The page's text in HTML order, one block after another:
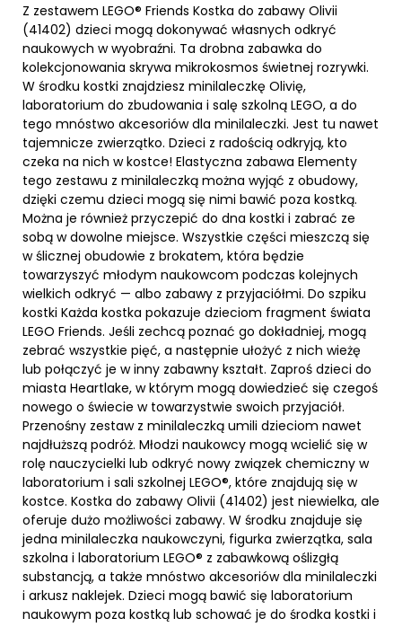
Z zestawem LEGO® Friends Kostka do zabawy Olivii
(41402) dzieci mogą dokonywać własnych odkryć
naukowych w wyobraźni. Ta drobna zabawka do
kolekcjonowania skrywa mikrokosmos świetnej rozrywki.
W środku kostki znajdziesz minilaleczkę Olivię,
laboratorium do zbudowania i salę szkolną LEGO, a do
tego mnóstwo akcesoriów dla minilaleczki. Jest tu nawet
tajemnicze zwierzątko. Dzieci z radością odkryją, kto
czeka na nich w kostce! Elastyczna zabawa Elementy
tego zestawu z minilaleczką można wyjąć z obudowy,
dzięki czemu dzieci mogą się nimi bawić poza kostką.
Można je również przyczepić do dna kostki i zabrać ze
sobą w dowolne miejsce. Wszystkie części mieszczą się
w ślicznej obudowie z brokatem, która będzie
towarzyszyć młodym naukowcom podczas kolejnych
wielkich odkryć — albo zabawy z przyjaciółmi. Do szpiku
kostki Każda kostka pokazuje dzieciom fragment świata
LEGO Friends. Jeśli zechcą poznać go dokładniej, mogą
zebrać wszystkie pięć, a następnie ułożyć z nich wieżę
lub połączyć je w inny zabawny kształt. Zaproś dzieci do
miasta Heartlake, w którym mogą dowiedzieć się czegoś
nowego o świecie w towarzystwie swoich przyjaciół.
Przenośny zestaw z minilaleczką umili dzieciom nawet
najdłuższą podróż. Młodzi naukowcy mogą wcielić się w
rolę nauczycielki lub odkryć nowy związek chemiczny w
laboratorium i sali szkolnej LEGO®, które znajdują się w
kostce. Kostka do zabawy Olivii (41402) jest niewielka, ale
oferuje dużo możliwości zabawy. W środku znajduje się
jedna minilaleczka naukowczyni, figurka zwierzątka, sala
szkolna i laboratorium LEGO® z zabawkową oślizgłą
substancją, a także mnóstwo akcesoriów dla minilaleczki
i arkusz naklejek. Dzieci mogą bawić się laboratorium
naukowym poza kostką lub schować je do środka kostki i